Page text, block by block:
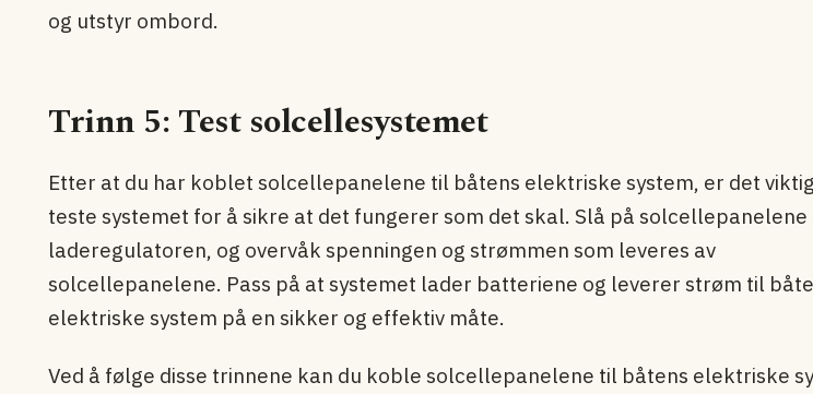
og utstyr ombord.
Trinn 5: Test solcellesystemet
Etter at du har koblet solcellepanelene til båtens elektriske system, er det
teste systemet for å sikre at det fungerer som det skal. Slå på solcellepanelene
laderegulatoren, og overvåk spenningen og strømmen som leveres av
solcellepanelene. Pass på at systemet lader batteriene og leverer strøm til
elektriske system på en sikker og effektiv måte.
Ved å følge disse trinnene kan du koble solcellepanelene til båtens elektriske